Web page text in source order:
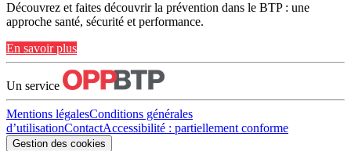
Découvrez et faites découvrir la prévention dans le BTP : une
approche santé, sécurité et performance.
En savoir plus
Un service
Mentions légalesConditions générales
d’utilisationContactAccessibilité : partiellement conforme
Gestion des cookies